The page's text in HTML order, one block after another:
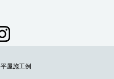
平屋施工例